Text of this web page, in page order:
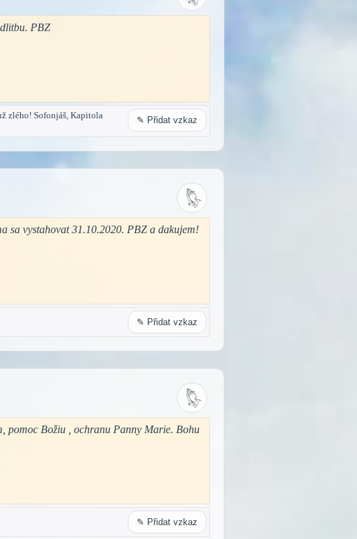
PBZ
zlého! Sofonjáš, Kapitola
✎ Přidat vzkaz
sa vystahovat 31.10.2020. PBZ a dakujem!
✎ Přidat vzkaz
pomoc Božiu , ochranu Panny Marie. Bohu
✎ Přidat vzkaz